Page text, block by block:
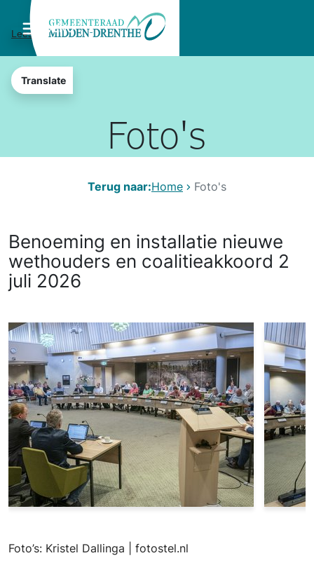
MENU
Lees voor
Translate
Foto's
Terug naar:Home Foto's
Benoeming en installatie nieuwe
wethouders en coalitieakkoord 2
juli 2026
Foto’s: Kristel Dallinga | fotostel.nl